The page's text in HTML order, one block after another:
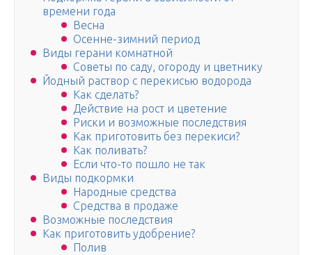
времени года
Весна
Осенне-зимний период
Виды герани комнатной
Советы по саду, огороду и цветнику
Йодный раствор с перекисью водорода
Как сделать?
Действие на рост и цветение
Риски и возможные последствия
Как приготовить без перекиси?
Как поливать?
Если что-то пошло не так
Виды подкормки
Народные средства
Средства в продаже
Возможные последствия
Как приготовить удобрение?
Полив